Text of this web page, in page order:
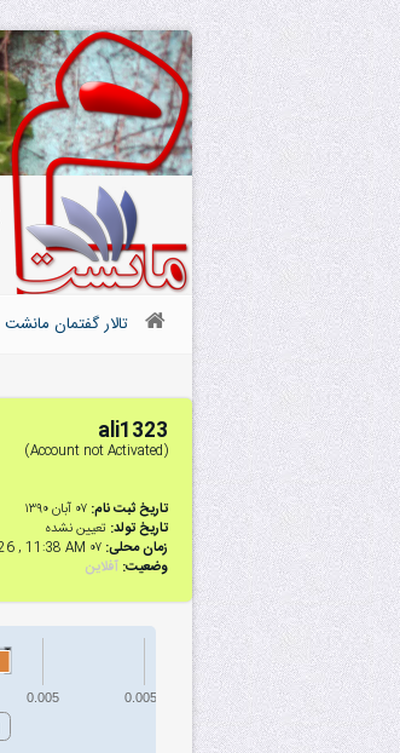
تالار گفتمان مانشت
ali1323
(Account not Activated)
تاریخ ثبت نام: ۰۷ آبان ۱۳۹۰
تاریخ تولد: تعیین نشده
زمان محلی: ۰۷ August 2026 , 11:38 AM
وضعیت: آفلاین
0.005 0.0055